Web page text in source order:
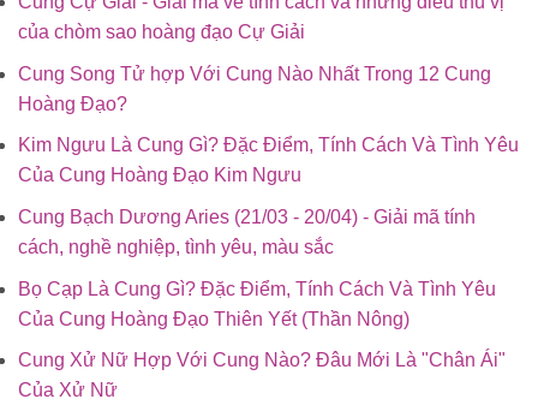
của chòm sao hoàng đạo Cự Giải
Cung Song Tử hợp Với Cung Nào Nhất Trong 12 Cung
Hoàng Đạo?
Kim Ngưu Là Cung Gì? Đặc Điểm, Tính Cách Và Tình Yêu
Của Cung Hoàng Đạo Kim Ngưu
Cung Bạch Dương Aries (21/03 - 20/04) - Giải mã tính
cách, nghề nghiệp, tình yêu, màu sắc
Bọ Cạp Là Cung Gì? Đặc Điểm, Tính Cách Và Tình Yêu
Của Cung Hoàng Đạo Thiên Yết (Thần Nông)
Cung Xử Nữ Hợp Với Cung Nào? Đâu Mới Là "Chân Ái"
Của Xử Nữ